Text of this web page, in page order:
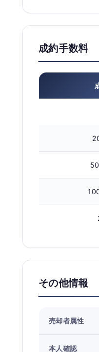
成約手数料
その他情報
売却者属性
本人確認